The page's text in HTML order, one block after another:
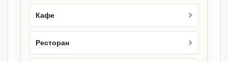
Кафе
Ресторан